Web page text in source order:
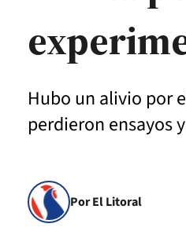
Hubo un alivio por
perdieron ensayos
Por El Litoral